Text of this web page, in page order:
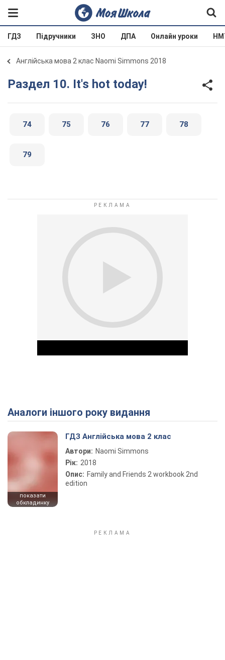
ГДЗ Підручники ЗНО ДПА Онлайн уроки
Англійська мова 2 клас Naomi Simmons 2018
Раздел 10. It's hot today!
74 75 76 77 78
79
Play Video
Аналоги іншого року видання
показати
обкладинку
ГДЗ Англійська мова 2 клас
Автори: Naomi Simmons
Рік: 2018
Опис: Family and Friends 2 workbook 2nd
edition